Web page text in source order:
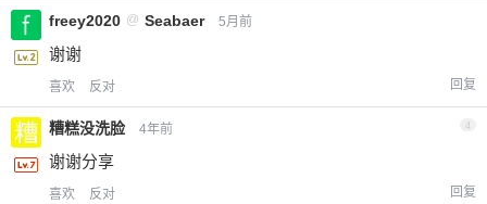
freey2020 @ Seabaer 5月前
谢谢
喜欢 反对 回复
糟糕没洗脸 4年前 4
谢谢分享
喜欢 反对 回复